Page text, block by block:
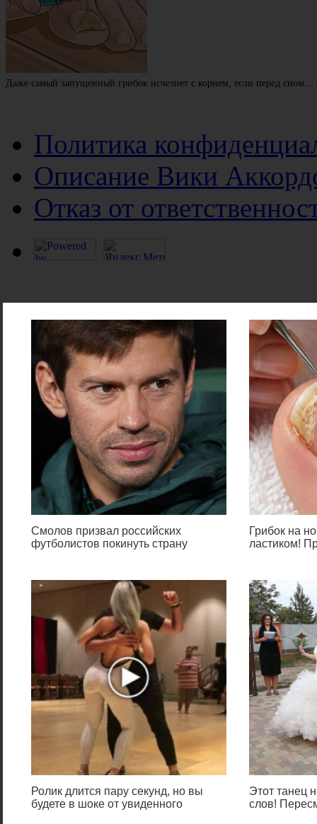
Смолов призвал российских
футболистов покинуть страну
Грибок на
ластиком!
Ролик длится пару секунд, но вы
будете в шоке от увиденного
Этот танец
слов!
Даже самый запущенный грибок исчезнет с корнем, если перед сном…
Политика
Описание Вики
Отказ от